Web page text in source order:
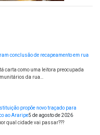
conclusão de recapeamento em rua
carta como uma leitora preocupada
da rua…
propõe novo traçado para
ao Araripe5 de agosto de 2026
qual cidade vai passar???